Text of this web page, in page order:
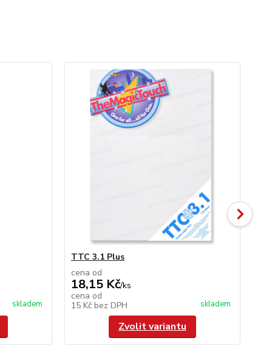
skladem
TTC 3.1 Plus
cena od
18,15 Kč/ks
cena od
15 Kč bez DPH skladem
Zvolit variantu